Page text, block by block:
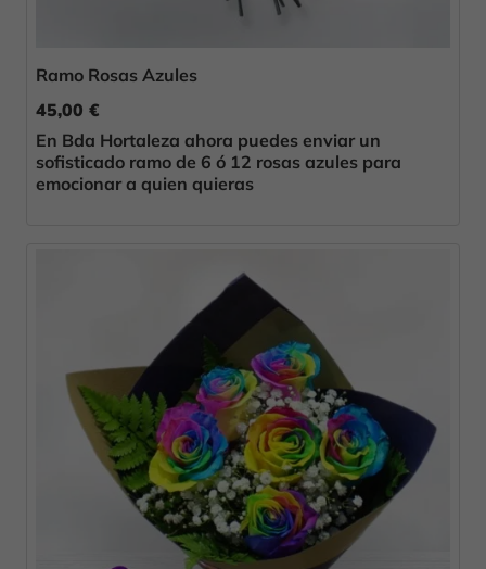
Ramo Rosas Azules
45,00 €
En Bda Hortaleza ahora puedes enviar un
sofisticado ramo de 6 ó 12 rosas azules para
emocionar a quien quieras